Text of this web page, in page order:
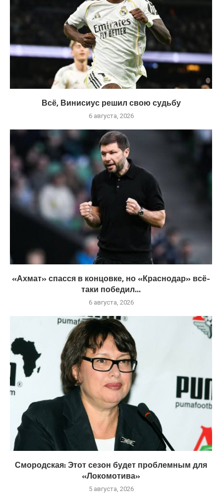
Всё, Винисиус решил свою судьбу
6 августа, 2026
«Ахмат» спасся в концовке, но «Краснодар» всё-
таки победил...
6 августа, 2026
Смородская: Этот сезон будет проблемным для
«Локомотива»
5 августа, 2026